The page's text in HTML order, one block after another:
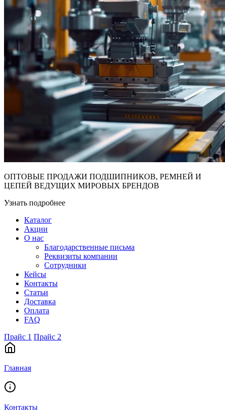
ОПТОВЫЕ ПРОДАЖИ ПОДШИПНИКОВ, РЕМНЕЙ И
ЦЕПЕЙ ВЕДУЩИХ МИРОВЫХ БРЕНДОВ
Узнать подробнее
Каталог
Акции
О нас
Благодарственные письма
Реквизиты компании
Сотрудники
Кейсы
Контакты
Статьи
Доставка
Оплата
FAQ
Прайс 1 Прайс 2
Главная
Контакты